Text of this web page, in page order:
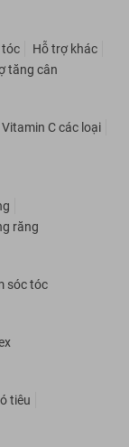
tóc
Hỗ trợ khác
tăng cân
Vitamin C các loại
răng
sóc tóc
tiêu